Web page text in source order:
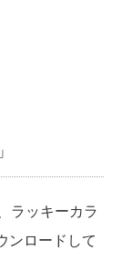
ラッキーカラ
ンロードして